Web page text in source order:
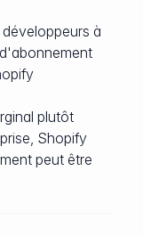
à
plutôt
Shopify
peut être